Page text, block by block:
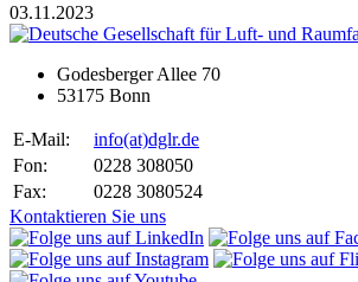
03.11.2023
Godesberger Allee 70
53175 Bonn
E-Mail: info(at)dglr.de
Fon:
0228 308050
Fax:
0228 3080524
Kontaktieren Sie uns